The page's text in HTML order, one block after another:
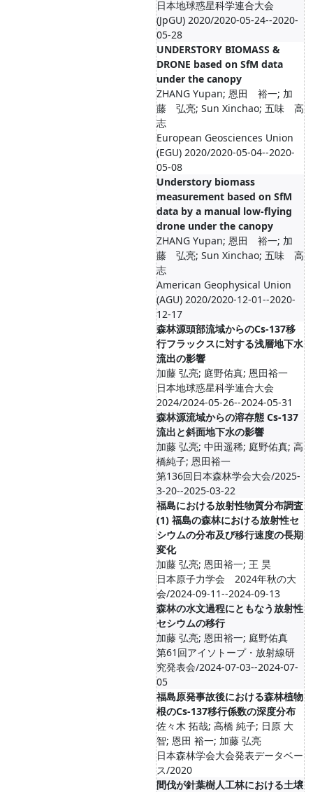
日本地球惑星科学連合大会
(JpGU) 2020/2020-05-24--2020-
05-28
UNDERSTORY BIOMASS &
DRONE based on SfM data
under the canopy
ZHANG Yupan; 恩田 裕一; 加
藤 弘亮; Sun Xinchao; 五味 高
志
European Geosciences Union
(EGU) 2020/2020-05-04--2020-
05-08
Understory biomass
measurement based on SfM
data by a manual low-flying
drone under the canopy
ZHANG Yupan; 恩田 裕一; 加
藤 弘亮; Sun Xinchao; 五味 高
志
American Geophysical Union
(AGU) 2020/2020-12-01--2020-
12-17
森林源頭部流域からのCs-137移
行フラックスに対する浅層地下水
流出の影響
加藤 弘亮; 庭野佑真; 恩田裕一
日本地球惑星科学連合大会
2024/2024-05-26--2024-05-31
森林源流域からの溶存態 Cs-137
流出と斜面地下水の影響
加藤 弘亮; 中田遥稀; 庭野佑真; 高
橋純子; 恩田裕一
第136回日本森林学会大会/2025-
3-20--2025-03-22
福島における放射性物質分布調査
(1) 福島の森林における放射性セ
シウムの分布及び移行速度の長期
変化
加藤 弘亮; 恩田裕一; 王 昊
日本原子力学会 2024年秋の大
会/2024-09-11--2024-09-13
森林の水文過程にともなう放射性
セシウムの移行
加藤 弘亮; 恩田裕一; 庭野佑真
第61回アイソトープ・放射線研
究発表会/2024-07-03--2024-07-
05
福島原発事故後における森林植物
根のCs-137移行係数の深度分布
佐々木 拓哉; 高橋 純子; 日原 大
智; 恩田 裕一; 加藤 弘亮
日本森林学会大会発表データベー
ス/2020
間伐が針葉樹人工林における土壌